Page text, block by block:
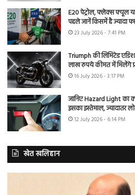
E20 पेट्रोल, फ्लेक्स फ्यूल
पहले जानें किसमें है ज्यादा
23 July 2026 - 7:41 PM
Triumph की लिमिटेड
लाख रुपये कीमत में मिलेंगे
16 July 2026 - 3:17 PM
जानिए Hazard Light
इसका इस्तेमाल, ज्यादातर
12 July 2026 - 6:14 PM
खेत खलिहान